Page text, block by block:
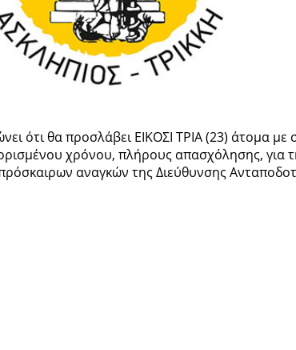
ότι θα προσλάβει ΕΙΚΟΣΙ ΤΡΙΑ (23) άτομα
ορισμένου χρόνου, πλήρους απασχόλησης, για
αναγκών της Διεύθυνσης